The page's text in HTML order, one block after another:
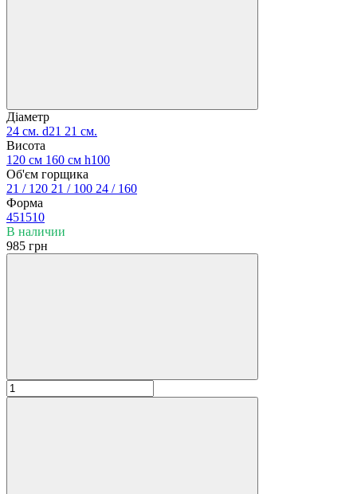
Діаметр
24 см. d21 21 см.
Висота
120 см 160 см h100
Об'єм горщика
21 / 120 21 / 100 24 / 160
Форма
451510
В наличии
985 грн